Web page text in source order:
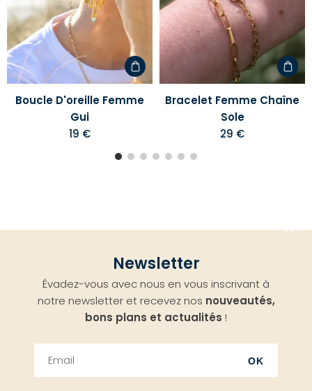
liste
d'envies
Boucle D'oreille Femme
Gui
19 €
votre
Bracelet Femme Chaîne
Sole
29 €
Newsletter
Évadez-vous avec nous en vous inscrivant à
notre newsletter et recevez nos nouveautés,
bons plans et actualités !
OK